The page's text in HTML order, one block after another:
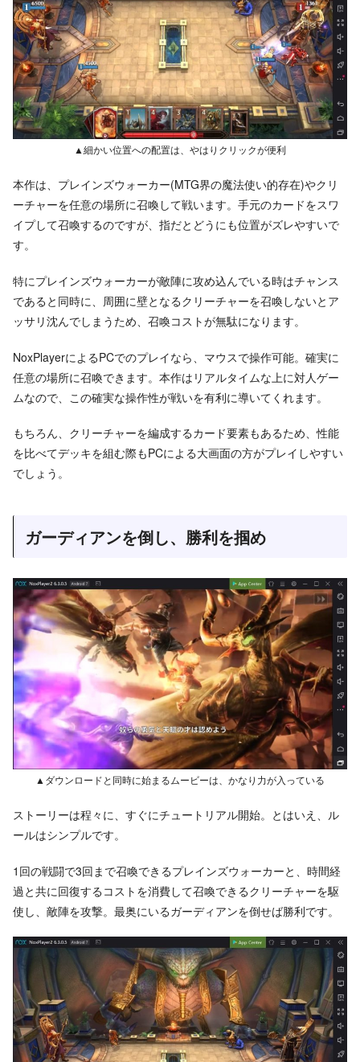
▲細かい位置への配置は、やはりクリックが便利
本作は、プレインズウォーカー(MTG界の魔法使い的存在)やクリ
ーチャーを任意の場所に召喚して戦います。手元のカードをスワ
イプして召喚するのですが、指だとどうにも位置がズレやすいで
す。
特にプレインズウォーカーが敵陣に攻め込んでいる時はチャンス
であると同時に、周囲に壁となるクリーチャーを召喚しないとア
ッサリ沈んでしまうため、召喚コストが無駄になります。
NoxPlayerによるPCでのプレイなら、マウスで操作可能。確実に
任意の場所に召喚できます。本作はリアルタイムな上に対人ゲー
ムなので、この確実な操作性が戦いを有利に導いてくれます。
もちろん、クリーチャーを編成するカード要素もあるため、性能
を比べてデッキを組む際もPCによる大画面の方がプレイしやすい
でしょう。
ガーディアンを倒し、勝利を掴め
▲ダウンロードと同時に始まるムービーは、かなり力が入っている
ストーリーは程々に、すぐにチュートリアル開始。とはいえ、ル
ールはシンプルです。
1回の戦闘で3回まで召喚できるプレインズウォーカーと、時間経
過と共に回復するコストを消費して召喚できるクリーチャーを駆
使し、敵陣を攻撃。最奥にいるガーディアンを倒せば勝利です。